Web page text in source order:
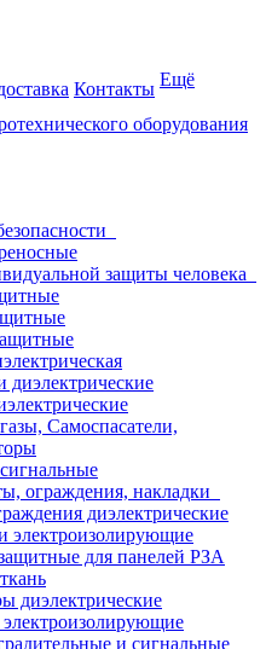
Контакты Ещё
защиты человека
диэлектрические
Самоспасатели,
ограждения, накладки
диэлектрические
электроизолирующие
для панелей РЗА
диэлектрические
и сигнальные